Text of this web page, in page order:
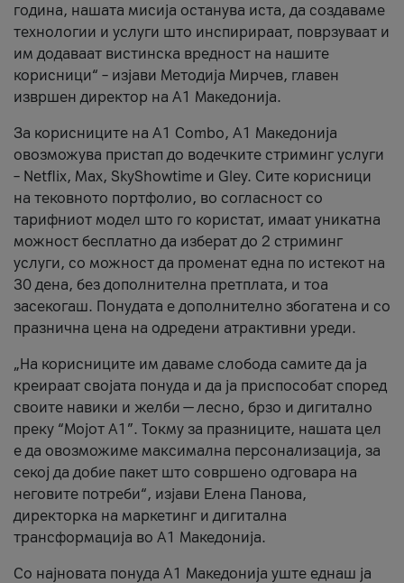
година, нашата мисија останува иста, да создаваме
технологии и услуги што инспирираат, поврзуваат и
им додаваат вистинска вредност на нашите
корисници“ – изјави Методија Мирчев, главен
извршен директор на А1 Македонија.
За корисниците на A1 Combo, А1 Македонија
овозможува пристап до водечките стриминг услуги
– Netflix, Max, SkyShowtime и Gley. Сите корисници
на тековното портфолио, во согласност со
тарифниот модел што го користат, имаат уникатна
можност бесплатно да изберат до 2 стриминг
услуги, со можност да променат една по истекот на
30 дена, без дополнителна претплата, и тоа
засекогаш. Понудата е дополнително збогатена и со
празнична цена на одредени атрактивни уреди.
„На корисниците им даваме слобода самите да ја
креираат својата понуда и да ја приспособат според
своите навики и желби — лесно, брзо и дигитално
преку “Мојот А1”. Токму за празниците, нашата цел
е да овозможиме максимална персонализација, за
секој да добие пакет што совршено одговара на
неговите потреби“, изјави Елена Панова,
директорка на маркетинг и дигитална
трансформација во А1 Македонија.
Со најновата понуда А1 Македонија уште еднаш ја